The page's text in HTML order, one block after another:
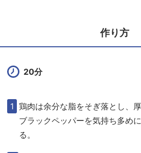
作り方
20分
鶏肉は余分な脂をそぎ落とし、
ブラックペッパーを気持ち多め
る。